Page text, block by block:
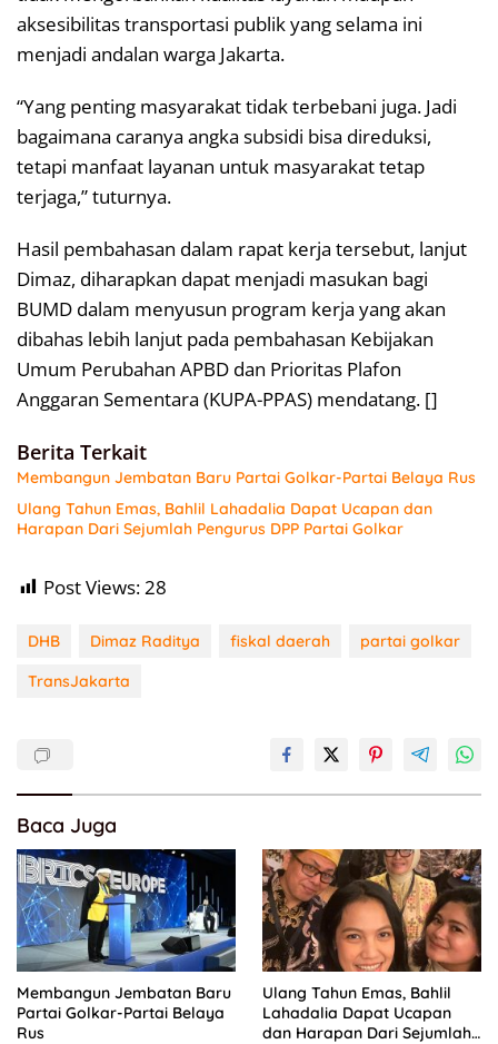
aksesibilitas transportasi publik yang selama ini
menjadi andalan warga Jakarta.
“Yang penting masyarakat tidak terbebani juga. Jadi
bagaimana caranya angka subsidi bisa direduksi,
tetapi manfaat layanan untuk masyarakat tetap
terjaga,” tuturnya.
Hasil pembahasan dalam rapat kerja tersebut, lanjut
Dimaz, diharapkan dapat menjadi masukan bagi
BUMD dalam menyusun program kerja yang akan
dibahas lebih lanjut pada pembahasan Kebijakan
Umum Perubahan APBD dan Prioritas Plafon
Anggaran Sementara (KUPA-PPAS) mendatang. []
Berita Terkait
Membangun Jembatan Baru Partai Golkar-Partai Belaya Rus
Ulang Tahun Emas, Bahlil Lahadalia Dapat Ucapan dan
Harapan Dari Sejumlah Pengurus DPP Partai Golkar
Post Views: 28
DHB Dimaz Raditya fiskal daerah
partai golkar
TransJakarta
Baca Juga
Membangun Jembatan Baru
Partai Golkar-Partai Belaya
Rus
Ulang Tahun Emas, Bahlil
Lahadalia Dapat Ucapan
dan Harapan Dari Sejumlah